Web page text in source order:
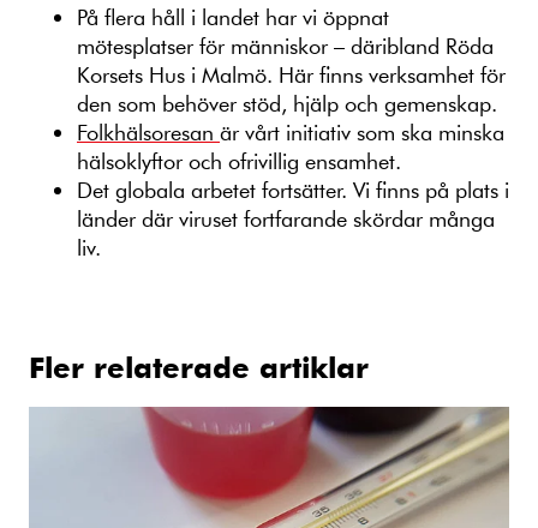
På flera håll i landet har vi öppnat
mötesplatser för människor – däribland Röda
Korsets Hus i Malmö. Här finns verksamhet för
den som behöver stöd, hjälp och gemenskap.
Folkhälsoresan är vårt initiativ som ska minska
hälsoklyftor och ofrivillig ensamhet.
Det globala arbetet fortsätter. Vi finns på plats i
länder där viruset fortfarande skördar många
liv.
Fler relaterade artiklar